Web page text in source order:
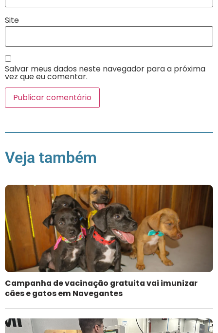
Site
Salvar meus dados neste navegador para a próxima
vez que eu comentar.
Veja também
Campanha de vacinação gratuita vai imunizar
cães e gatos em Navegantes